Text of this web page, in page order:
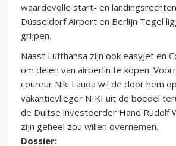
waardevolle start- en
Düsseldorf Airport en Berlijn Tegel
grijpen.
Naast Lufthansa zijn ook easyJet en
om delen van airberlin te kopen.
coureur Niki Lauda wil de door hem
vakantievlieger NIKI uit de boedel
de Duitse investeerder Hand Rudolf
zijn geheel zou willen overnemen.
Dossier: